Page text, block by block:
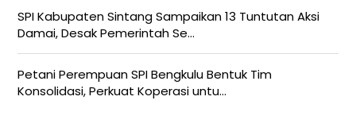
SPI Kabupaten Sintang Sampaikan 13 Tuntutan Aksi
Damai, Desak Pemerintah Se...
Petani Perempuan SPI Bengkulu Bentuk Tim
Konsolidasi, Perkuat Koperasi untu...